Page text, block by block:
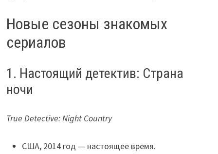
Новые сезоны знакомых
сериалов
1. Настоящий детектив: Страна
ночи
True Detective: Night Country
США, 2014 год — настоящее время.